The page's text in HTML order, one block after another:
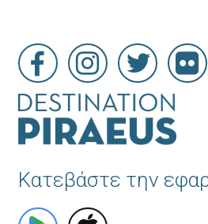
Κατεβάστε την